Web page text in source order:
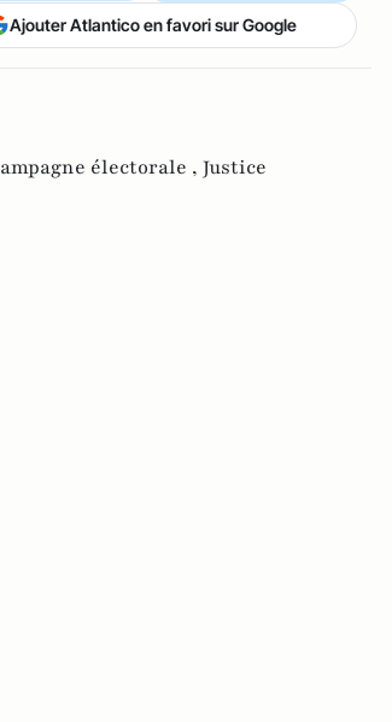
Ajouter Atlantico en favori sur Google
électorale , Justice